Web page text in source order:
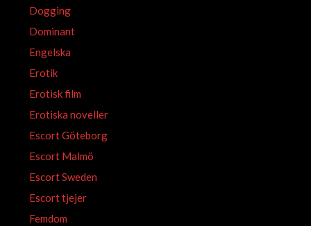
Dogging
Dominant
Engelska
Erotik
Erotisk film
Erotiska noveller
Escort Göteborg
Escort Malmö
Escort Sweden
Escort tjejer
Femdom